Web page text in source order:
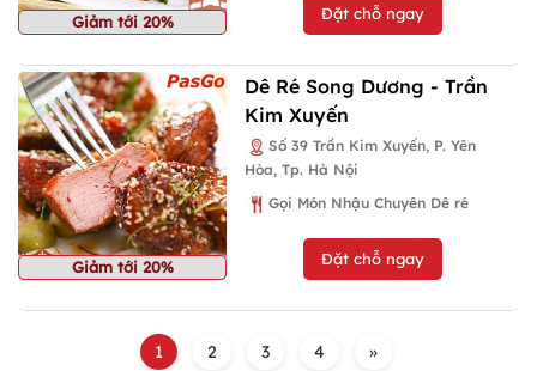
Giảm tới 20% Đặt chỗ ngay
Giảm tới 20%
Dê Ré Song Dương - Trần
Kim Xuyến
Số 39 Trần Kim Xuyến, P. Yên
Hòa, Tp. Hà Nội
Gọi Món Nhậu Chuyên Dê ré
Đặt chỗ ngay
1 2 3 4 »